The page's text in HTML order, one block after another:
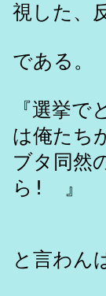
視した、
である。
『選挙
は俺たち
ブタ同然
ら! 』
と言わん